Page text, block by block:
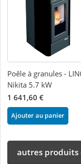
Poêle à granules -
Nikita 5.7 kW
1 641,60 €
Ajouter au panier
autres produits